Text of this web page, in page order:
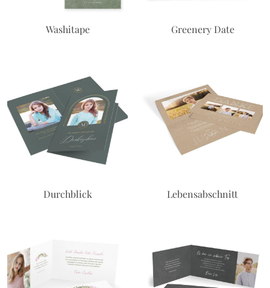
Washitape Greenery Date
Durchblick Lebensabschnitt